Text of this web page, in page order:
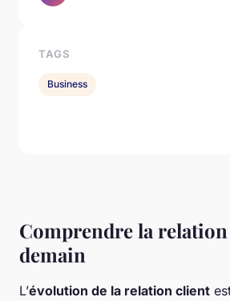
Comprendre la
demain
L’évolution de la relation client
TAGS
Business